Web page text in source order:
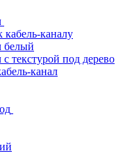
кабель-каналу
белый
текстурой под дерево
канал